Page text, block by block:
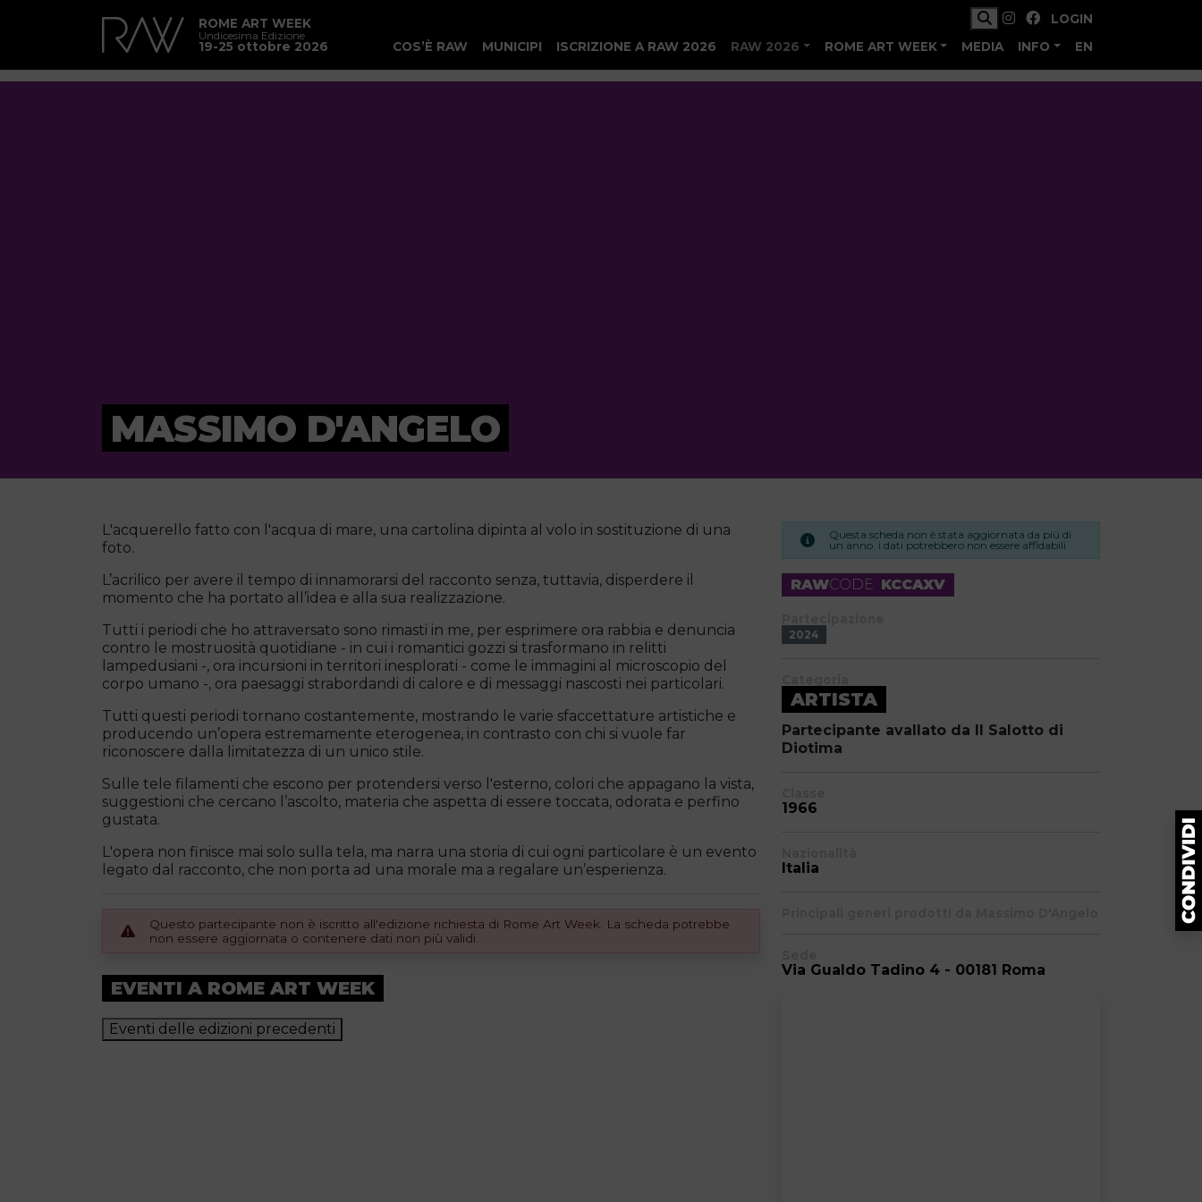
ROME ART WEEK
Undicesima Edizione
19-25 ottobre 2026
LOGIN
COS’È RAW
MUNICIPI ISCRIZIONE A RAW 2026 RAW 2026 ROME ART WEEK MEDIA INFO EN
MASSIMO D'ANGELO
L'acquerello fatto con l'acqua di mare, una cartolina dipinta al volo in sostituzione di una
foto.
L’acrilico per avere il tempo di innamorarsi del racconto senza, tuttavia, disperdere il
momento che ha portato all’idea e alla sua realizzazione.
Tutti i periodi che ho attraversato sono rimasti in me, per esprimere ora rabbia e denuncia
contro le mostruosità quotidiane - in cui i romantici gozzi si trasformano in relitti
lampedusiani -, ora incursioni in territori inesplorati - come le immagini al microscopio del
corpo umano -, ora paesaggi strabordandi di calore e di messaggi nascosti nei particolari.
Tutti questi periodi tornano costantemente, mostrando le varie sfaccettature artistiche e
producendo un’opera estremamente eterogenea, in contrasto con chi si vuole far
riconoscere dalla limitatezza di un unico stile.
Sulle tele filamenti che escono per protendersi verso l'esterno, colori che appagano la vista,
suggestioni che cercano l’ascolto, materia che aspetta di essere toccata, odorata e perfino
gustata.
L'opera non finisce mai solo sulla tela, ma narra una storia di cui ogni particolare è un evento
legato dal racconto, che non porta ad una morale ma a regalare un’esperienza.
Questo partecipante non è iscritto all'edizione richiesta di Rome Art Week. La scheda potrebbe
non essere aggiornata o contenere dati non più validi.
EVENTI A ROME ART WEEK
Eventi delle edizioni precedenti
Questa scheda non è stata aggiornata da più di
un anno. i dati potrebbero non essere affidabili
RAWCODE KCCAXV
2024
ARTISTA
Partecipante avallato da Il Salotto di
Diotima
1966
Italia
Via Gualdo Tadino 4 - 00181 Roma